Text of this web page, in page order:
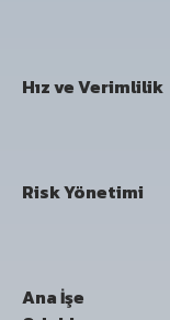
Hız ve Verimlilik
Risk Yönetimi
Ana İşe